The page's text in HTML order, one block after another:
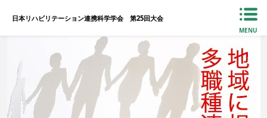
日本リハビリテーション連携科学学会 第25回大会
MENU